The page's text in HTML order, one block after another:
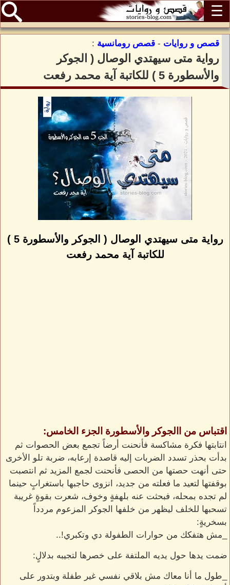
☰
قصص و روايات - قصص رومانسية :
رواية متى سيهتدي الوصال ( الجوكر
والأسطورة 5 ) للكاتبة آية محمد رفعت
رواية متى سيهتدي الوصال ( الجوكر والأسطورة 5 )
للكاتبة آية محمد رفعت
اقتباس من االجوكر والأسطورة الجزء الخامس:
انتابتها فكرة مشاكسة فأنحنت أرضاً تجمع بعض الحصوات ثم
بدأت بحذر تسدد الضربات إليه قاصدة إرعابه، ضربة تلو الأخرى
حتى أنهت حصتها من الحصى فأنحنت لجمع المزيد ثم انتصبت
بوقفتها لتعيد ما فعلته من جديد، انزوى حاجبها باستغرابٍ حينما
لم تجده بمحله، فبحثت عنه بلهفةٍ وخوف، شعرت بقوةٍ غريبة
تسحبها للخلف ليظهر من خلفها الجوكر المزعوم مردداً
بسخريةٍ:
_مش هتفكك من حوارات الطفولة دي وتكبري!..
ضمت يدها حول يديه الملتفة على خصرها لتجيبه بدلالٍ:
_طول ما أنا معاك مش بلاقي نفسي غير طفلة وبتدور على